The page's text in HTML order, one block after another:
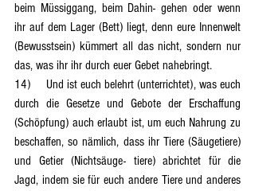
beim Müssiggang, beim Dahin- gehen oder wenn
ihr auf dem Lager (Bett) liegt, denn eure Innenwelt
(Bewusstsein) kümmert all das nicht, sondern nur
das, was ihr ihr durch euer Gebet nahebringt.
14)	Und ist euch belehrt (unterrichtet), was euch
durch die Gesetze und Gebote der Erschaffung
(Schöpfung) auch erlaubt ist, um euch Nahrung zu
beschaffen, so nämlich, dass ihr Tiere (Säugetiere)
und Getier (Nichtsäuge- tiere) abrichtet für die
Jagd, indem sie für euch andere Tiere und anderes